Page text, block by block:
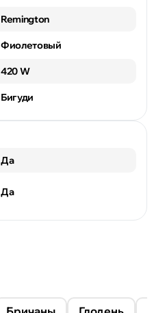
Remington
Фиолетовый
420 W
Бигуди
Да
Да